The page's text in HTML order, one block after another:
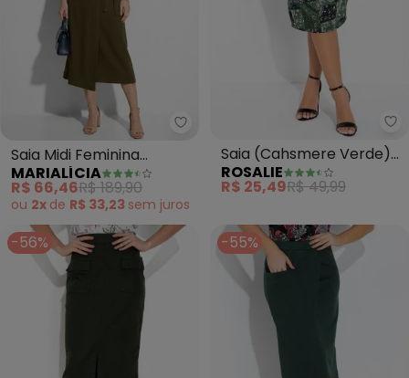
Marialícia - Saia Midi Feminina
Saia Midi Feminina
Viscose Transpassada
(Verde)
MARIALÍCIA
R$ 66,46R$ 189,90
ou 2x de R$ 33,23 sem juros
Saia (Cahsmere Verde)
Lápis
ROSALIE
R$ 25,49R$ 49,99
-56% -55%